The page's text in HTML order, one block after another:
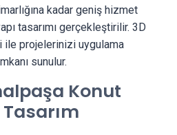
kadar geniş hizmet
tasarımı gerçekleştirilir. 3D
projelerinizi uygulama
sunulur.
Konut
Tasarım